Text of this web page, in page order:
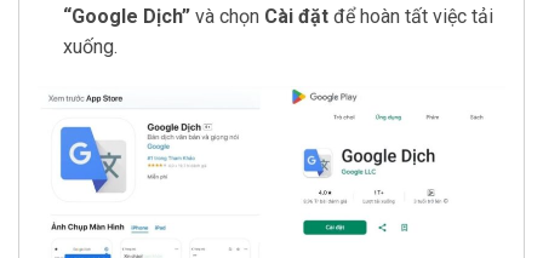
“Google Dịch”và chọn Cài đặtđể hoàn tất việc tải
xuống.